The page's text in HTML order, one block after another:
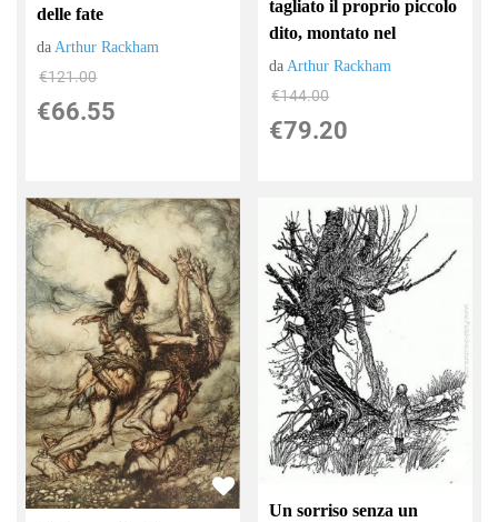
delle fate
da Arthur Rackham
€121.00
€66.55
tagliato il proprio piccolo
dito, montato nel
daArthur Rackham
€144.00
€79.20
Un sorriso senza un